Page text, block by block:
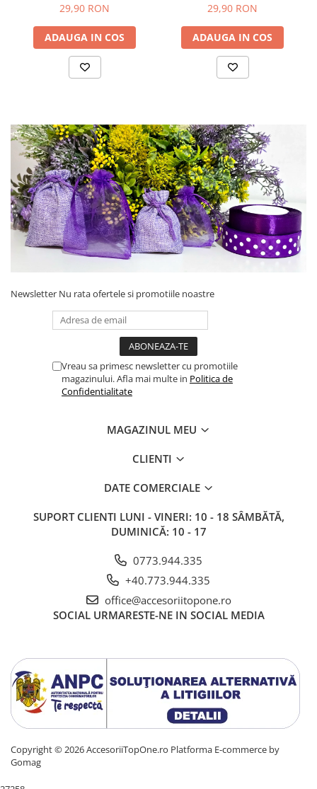
29,90 RON
ADAUGA IN COS
29,90 RON
ADAUGA IN COS
Newsletter Nu rata ofertele si promotiile noastre
Vreau sa primesc newsletter cu promotiile
magazinului. Afla mai multe in Politica de
Confidentialitate
MAGAZINUL MEU
CLIENTI
DATE COMERCIALE
SUPORT CLIENTI LUNI - VINERI: 10 - 18 SÂMBĂTĂ,
DUMINICĂ: 10 - 17
0773.944.335
+40.773.944.335
office@accesoriitopone.ro
SOCIAL URMARESTE-NE IN SOCIAL MEDIA
Copyright © 2026 AccesoriiTopOne.ro Platforma E-commerce by
Gomag